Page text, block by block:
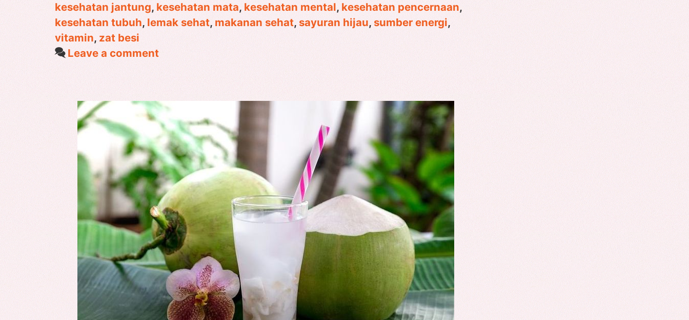
kesehatan jantung, kesehatan mata, kesehatan mental, kesehatan pencernaan,
kesehatan tubuh, lemak sehat, makanan sehat, sayuran hijau, sumber energi,
vitamin, zat besi
Leave a comment